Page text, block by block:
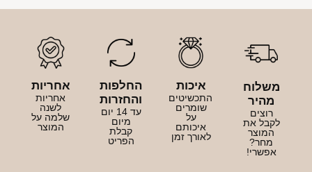
משלוח
מהיר
רוצים
לקבל את
המוצר
מחר?
אפשרי!
איכות
התכשיטים
שומרים
על
איכותם
לאורך זמן
החלפות
והחזרות
עד 14 יום
מיום
קבלת
הפריט
אחריות
אחריות
לשנה
שלמה על
המוצר